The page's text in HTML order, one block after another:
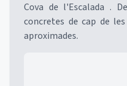
Cova de l'Escalada .
concretes de cap de
aproximades.